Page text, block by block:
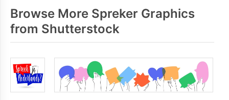
Browse More Spreker Graphics
from Shutterstock